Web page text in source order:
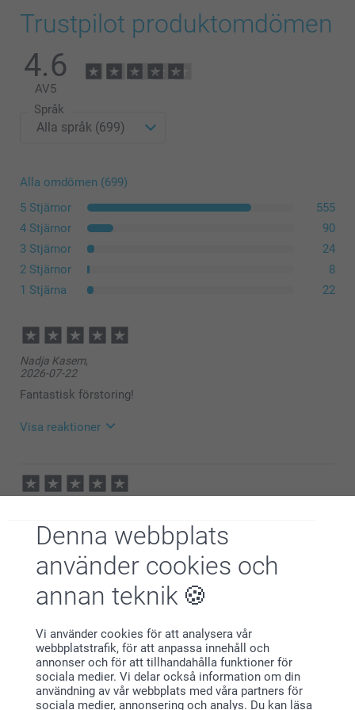
Denna webbplats
använder cookies och
annan teknik
Vi använder cookies för att analysera vår
webbplatstrafik, för att anpassa innehåll och
annonser och för att tillhandahålla funktioner för
sociala medier. Vi delar också information om din
användning av vår webbplats med våra partners för
sociala medier, annonsering och analys. Du kan läsa
Ramar upp till och med storlek 20 x 30 cm har stöd baktill, de
större storlekarna har väggfäste.
Trustpilot produktomdömen
4.6
AV5
Språk
Alla omdömen (699)
5 Stjärnor
555
4 Stjärnor
90
3 Stjärnor
24
2 Stjärnor
8
1 Stjärna
22
Nadja Kasem,
2026-07-22
Fantastisk förstoring!
Visa reaktioner
11:51
Hej Nadja,
Det betyder mycket för oss att du tog dig tid att
skriva om din fotoförstoring. Tack för att du valde
oss 😊
Varmaste hälsningar
Snabb och professionell leverans
Visa reaktioner
11:02
Hej Daniel,
Tack för att du ger oss ⭐⭐⭐⭐⭐! Det glädjer oss att
du är nöjd med våra posters och service.
Jenny,
2026-07-15
Väldigt bra, helt nöjd.